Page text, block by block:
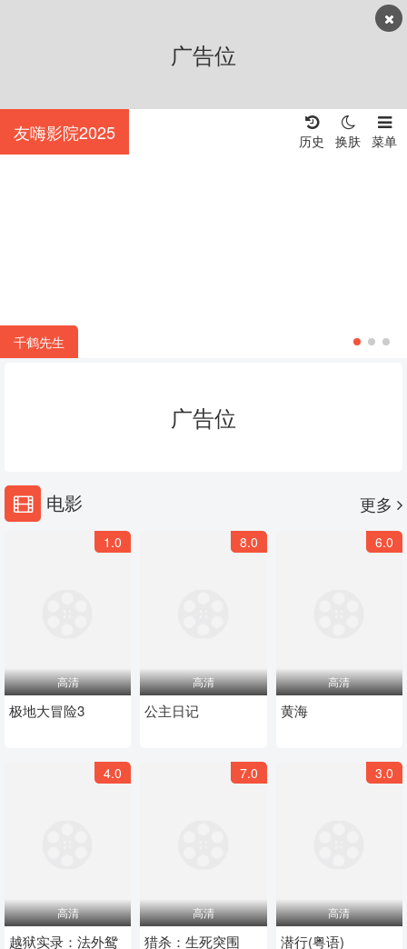
广告位
友嗨影院2025 菜单
换肤
历史
千鹤先生
广告位
电影 更多
1.0
高清
极地大冒险3
8.0
高清
公主日记
6.0
高清
黄海
4.0
高清
越狱实录：法外鸳
7.0
高清
猎杀：生死突围
3.0
高清
潜行(粤语)